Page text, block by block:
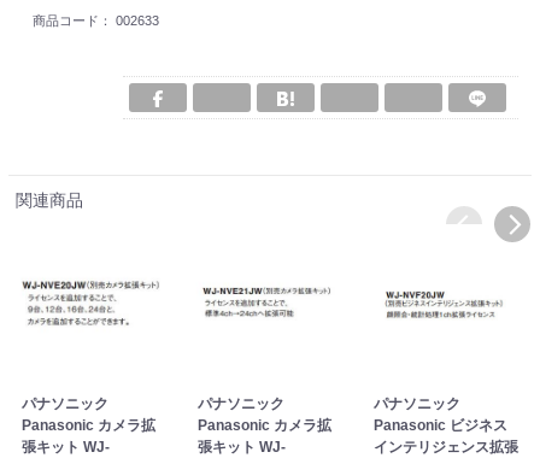
商品コード： 002633
関連商品
パナソニック
Panasonic カメラ拡
張キット WJ-
パナソニック
Panasonic カメラ拡
張キット WJ-
パナソニック
Panasonic ビジネス
インテリジェンス拡張